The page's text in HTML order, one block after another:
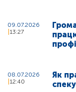
09.07.2026
13:27
08.07.2026
12:40
Як
спеку